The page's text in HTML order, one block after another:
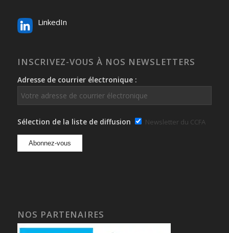
LinkedIn
INSCRIVEZ-VOUS À NOS NEWSLETTERS
Adresse de courrier électronique :
Sélection de la liste de diffusion Newsletter du CCFA
NOS PARTENAIRES